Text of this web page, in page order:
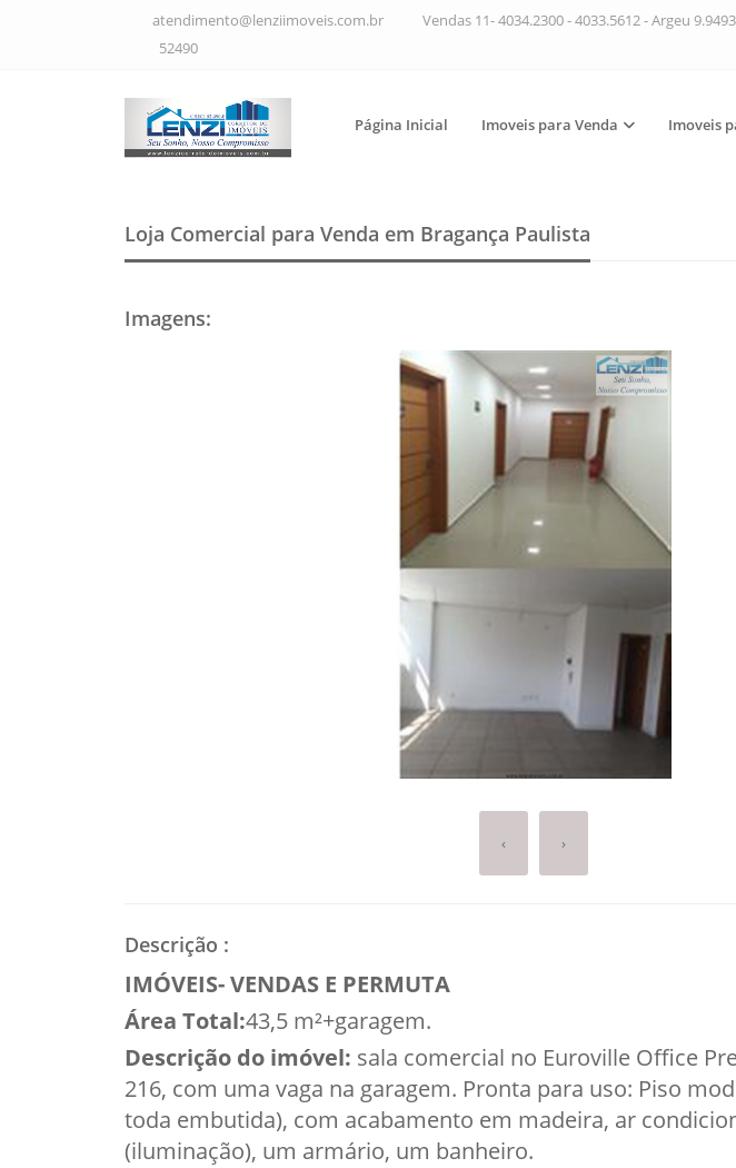
atendimento@lenziimoveis.com.br Vendas 11- 4034.2300 - 4033.5612 - Argeu
52490
Página Inicial Imoveis para Venda Imoveis
Loja Comercial para Venda em Bragança Paulista
Imagens:
‹ ›
Descrição :
IMÓVEIS- VENDAS E PERMUTA
Área Total:43,5 m²+garagem.
Descrição do imóvel: sala comercial no Euroville Office
216, com uma vaga na garagem. Pronta para uso: Piso
toda embutida), com acabamento em madeira, ar
(iluminação), um armário, um banheiro.